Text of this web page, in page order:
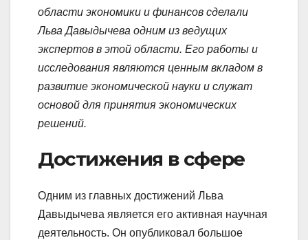
области экономики и финансов сделали
Льва Давыдычева одним из ведущих
экспертов в этой области. Его работы и
исследования являются ценным вкладом в
развитие экономической науки и служат
основой для принятия экономических
решений.
Достижения в сфере
Одним из главных достижений Льва
Давыдычева является его активная научная
деятельность. Он опубликовал большое